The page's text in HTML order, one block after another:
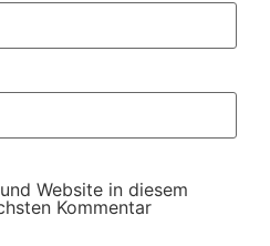
Website in diesem
Kommentar